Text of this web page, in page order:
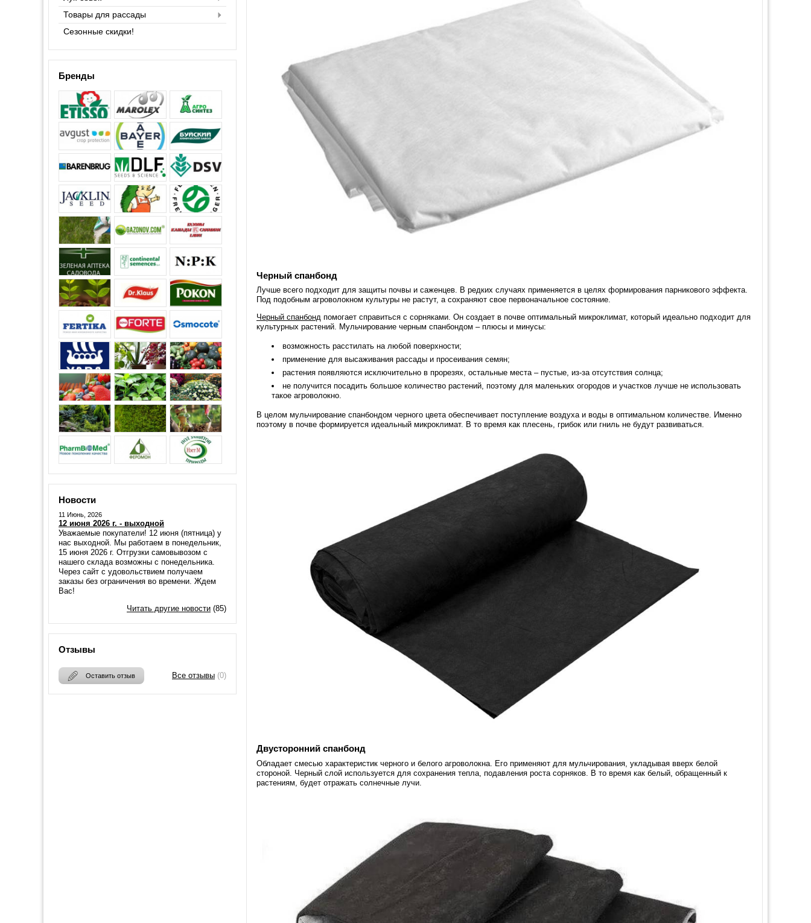
Товары для рассады
Сезонные скидки!
Бренды
Новости
11 Июнь, 2026
12 июня 2026 г. - выходной
Уважаемые покупатели! 12 июня (пятница) у
нас выходной. Мы работаем в понедельник,
15 июня 2026 г. Отгрузки самовывозом с
нашего склада возможны с понедельника.
Через сайт с удовольствием получаем
заказы без ограничения во времени. Ждем
Вас!
Читать другие новости (85)
Отзывы
Оставить отзыв Все отзывы (0)
Черный спанбонд
Лучше всего подходит для защиты почвы и саженцев. В редких случаях применяется в целях формирования парникового эффекта.
Под подобным агроволокном культуры не растут, а сохраняют свое первоначальное состояние.
Черный спанбонд помогает справиться с сорняками. Он создает в почве оптимальный микроклимат, который идеально подходит для
культурных растений. Мульчирование черным спанбондом – плюсы и минусы:
возможность расстилать на любой поверхности;
применение для высаживания рассады и просеивания семян;
растения появляются исключительно в прорезях, остальные места – пустые, из-за отсутствия солнца;
не получится посадить большое количество растений, поэтому для маленьких огородов и участков лучше не использовать
такое агроволокно.
В целом мульчирование спанбондом черного цвета обеспечивает поступление воздуха и воды в оптимальном количестве. Именно
поэтому в почве формируется идеальный микроклимат. В то время как плесень, грибок или гниль не будут развиваться.
Двусторонний спанбонд
Обладает смесью характеристик черного и белого агроволокна. Его применяют для мульчирования, укладывая вверх белой
стороной. Черный слой используется для сохранения тепла, подавления роста сорняков. В то время как белый, обращенный к
растениям, будет отражать солнечные лучи.